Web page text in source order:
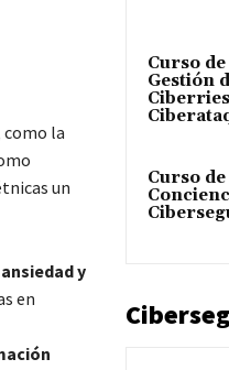
como la
un
y
en
Curso
Gestión
Curso de